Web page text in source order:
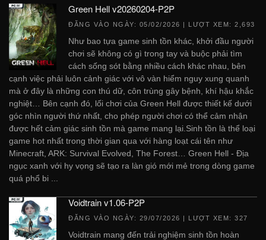
Green Hell v20260204-P2P
ĐĂNG VÀO NGÀY: 05/02/2026 | LƯỢT XEM: 2,693
Như bao tựa game sinh tồn khác, khởi đầu người
chơi sẽ không có gì trong tay và buộc phải tìm
cách sống sót bằng nhiều cách khác nhau, bên
cạnh việc phải luôn cảnh giác với vô vàn hiểm nguy xung quanh
mà ở đây là những con thú dữ, côn trùng gây bệnh, khí hậu khắc
nghiệt… Bên cạnh đó, lối chơi của Green Hell được thiết kế dưới
góc nhìn người thứ nhất, cho phép người chơi có thể cảm nhận
được hết cảm giác sinh tồn mà game mang lại.Sinh tồn là thể loại
game hot nhất trong thời gian qua với hàng loạt cái tên như
Minecraft, ARK: Survival Evolved, The Forest… Green Hell - Địa
ngục xanh với hy vọng sẽ tạo ra làn gió mới mẻ trong dòng game
quá phổ bi ...
Voidtrain v1.06-P2P
ĐĂNG VÀO NGÀY: 29/07/2026 | LƯỢT XEM: 327
Voidtrain mang đến trải nghiệm sinh tồn hoàn